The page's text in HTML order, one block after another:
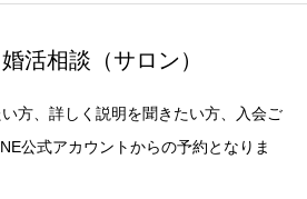
婚活相談（サロン）
方、詳しく説明を聞きたい方、入会ご
公式アカウントからの予約となりま